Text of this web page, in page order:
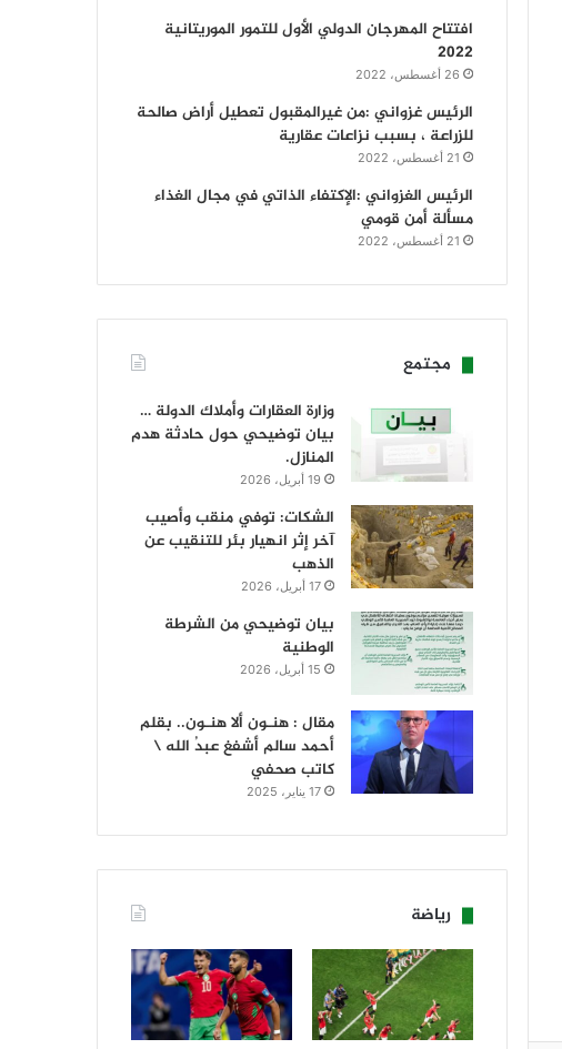
افتتاح المهرجان الدولي الأول للتمور الموريتانية
2022
26 أغسطس، 2022
الرئيس غزواني :من غيرالمقبول تعطيل أراض صالحة
للزراعة ، بسبب نزاعات عقارية
21 أغسطس، 2022
الرئيس الغزواني :الإكتفاء الذاتي في مجال الغذاء
مسألة أمن قومي
21 أغسطس، 2022
مجتمع
وزارة العقارات وأملاك الدولة …
بيان توضيحي حول حادثة هدم
المنازل.
19 أبريل، 2026
الشكات: توفي منقب وأصيب
آخر إثر انهيار بئر للتنقيب عن
الذهب
17 أبريل، 2026
بيان توضيحي من الشرطة
الوطنية
15 أبريل، 2026
مقال : هنـون ألا هنـون.. بقلم
أحمد سالم أشفغ عبدُ الله \
كاتب صحفي
17 يناير، 2025
رياضة